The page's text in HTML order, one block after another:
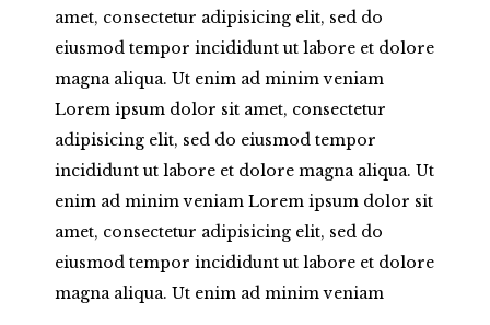
amet, consectetur adipisicing elit, sed do
eiusmod tempor incididunt ut labore et dolore
magna aliqua. Ut enim ad minim veniam
Lorem ipsum dolor sit amet, consectetur
adipisicing elit, sed do eiusmod tempor
incididunt ut labore et dolore magna aliqua. Ut
enim ad minim veniam Lorem ipsum dolor sit
amet, consectetur adipisicing elit, sed do
eiusmod tempor incididunt ut labore et dolore
magna aliqua. Ut enim ad minim veniam